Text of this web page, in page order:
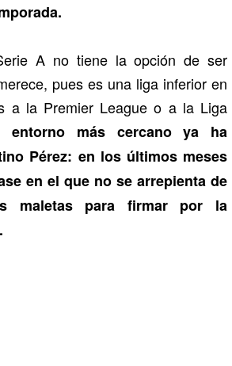
A no tiene la opción de ser
pues es una liga inferior en
a la Premier League o a la Liga
entorno más cercano ya ha
Pérez: en los últimos meses
en el que no se arrepienta de
maletas para firmar por la